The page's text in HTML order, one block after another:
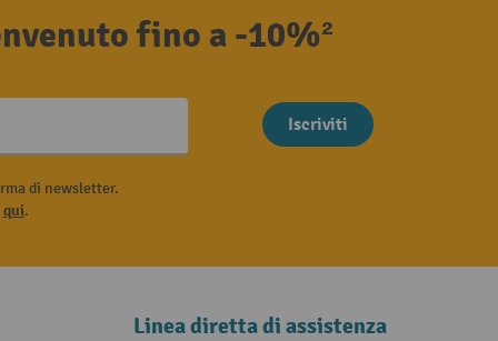
fino a -10%²
Iscriviti
di newsletter.
qui.
Linea diretta di assistenza